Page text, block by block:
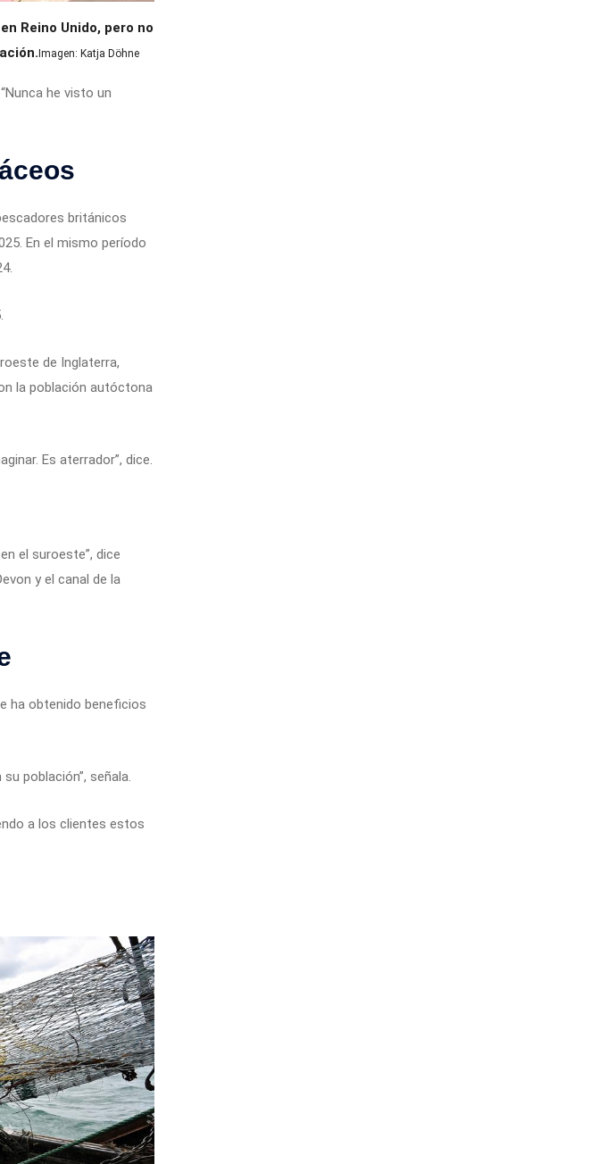
Reino Unido, pero no
Imagen: Katja Döhne
he visto un
británicos
En el mismo período
de Inglaterra,
la población autóctona
Es aterrador”, dice.
el suroeste”, dice
y el canal de la
ha obtenido beneficios
población”, señala.
a los clientes estos